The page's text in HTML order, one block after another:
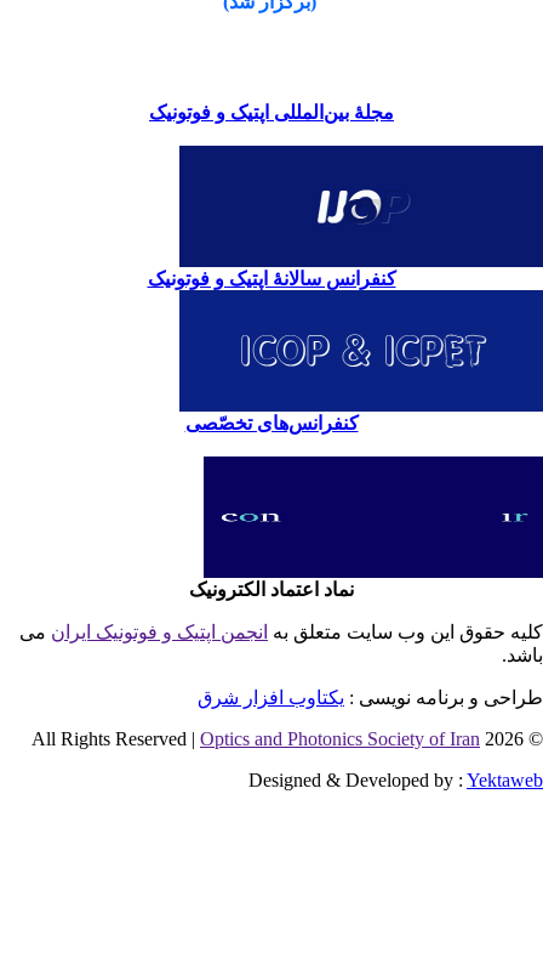
مجلۀ بین‌المللی اپتیک و فوتونیک
کنفرانس سالانۀ اپتیک و فوتونیک
کنفرانس‌های تخصّصی
نماد اعتماد الکترونیک
حقوق این وب سایت متعلق بهانجمن اپتیک و فوتونیک ایران می
و برنامه نویسی : یکتاوب افزار شرق
©
Optics and Photonics Society of Iran
Designed & Developed by :